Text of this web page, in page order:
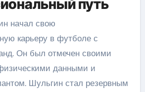
путь
начал свою
карьеру в футболе с
Он был отмечен своими
данными и
Шульгин стал резервным